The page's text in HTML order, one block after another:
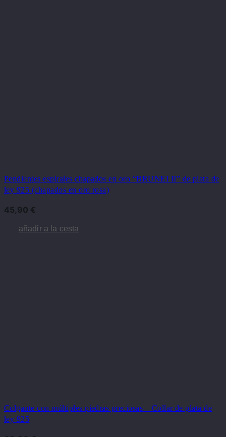
Pendientes espirales chapados en oro “BRUNEI II” de plata de
ley 925 (chapados en oro rosa)
45,90 €
añadir a la cesta
Colgante con múltiples piedras preciosas – Collar de plata de
ley 925